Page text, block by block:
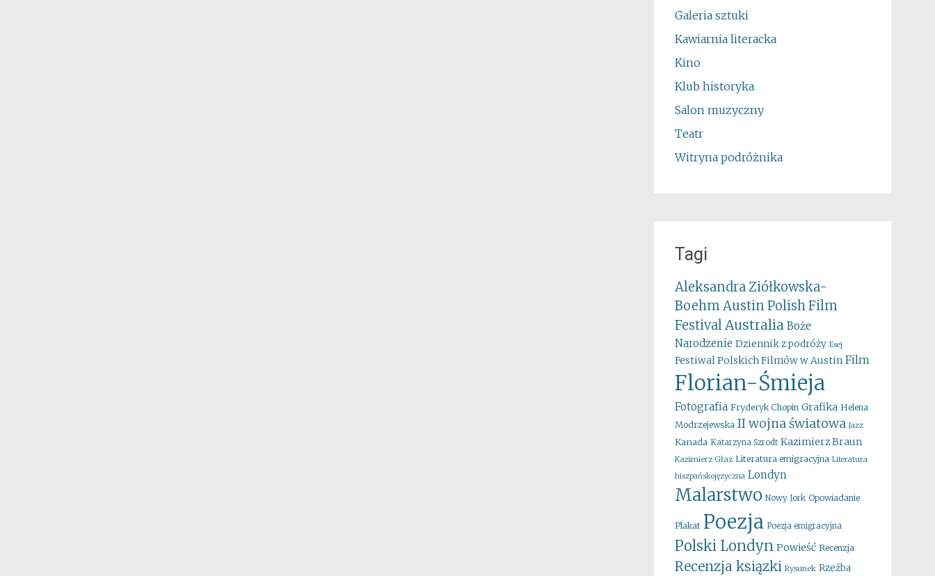
Galeria sztuki
Kawiarnia literacka
Kino
Klub historyka
Salon muzyczny
Teatr
Witryna podróżnika
Tagi
Aleksandra Ziółkowska-
Boehm Austin Polish Film
FestivalAustralia Boże
Narodzenie Dziennik z podróży Esej
Festiwal Polskich Filmów w Austin Film
Florian-Śmieja
Fotografia Fryderyk Chopin Grafika Helena
Modrzejewska II wojna światowa Jazz
Kanada Katarzyna Szrodt Kazimierz Braun
Kazimierz Głaz Literatura emigracyjna Literatura
hiszpańskojęzyczna Londyn
Malarstwo Nowy Jork Opowiadanie
Plakat Poezja Poezja emigracyjna
Polski Londyn Powieść Recenzja
Recenzja ksiązki Rysunek Rzeźba